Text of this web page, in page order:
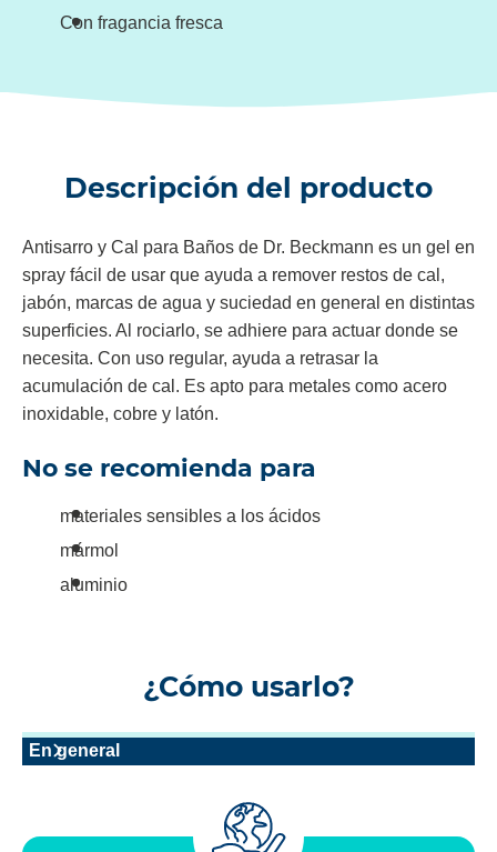
Con fragancia fresca
Descripción del producto
Antisarro y Cal para Baños de Dr. Beckmann es un gel en
spray fácil de usar que ayuda a remover restos de cal,
jabón, marcas de agua y suciedad en general en distintas
superficies. Al rociarlo, se adhiere para actuar donde se
necesita. Con uso regular, ayuda a retrasar la
acumulación de cal. Es apto para metales como acero
inoxidable, cobre y latón.
No se recomienda para
materiales sensibles a los ácidos
mármol
aluminio
¿Cómo usarlo?
En general